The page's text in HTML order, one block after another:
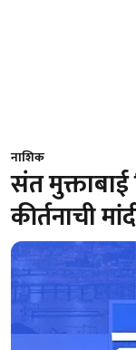
नाशिक
संत मुक्ताबाई
कीर्तनाची